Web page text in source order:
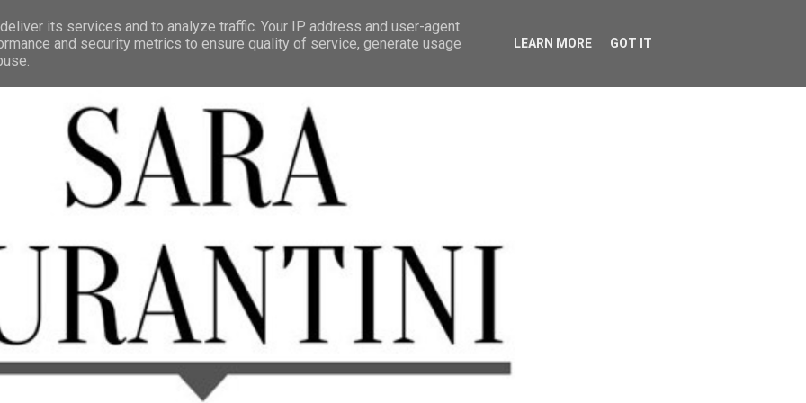
its services and to analyze traffic. Your IP address and user-agent
and security metrics to ensure quality of service, generate usage
LEARN MORE GOT IT